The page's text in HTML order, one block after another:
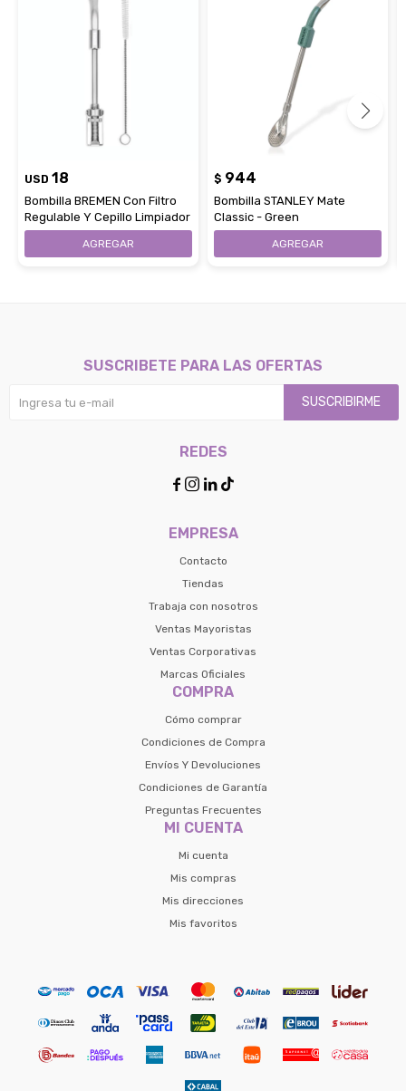
USD 18
Bombilla BREMEN Con Filtro
Regulable Y Cepillo Limpiador
$ 944
Bombilla STANLEY Mate
Classic - Green
EMPRESA
Contacto
Tiendas
Trabaja con nosotros
Ventas Mayoristas
Ventas Corporativas
Marcas Oficiales
COMPRA
Cómo comprar
Condiciones de Compra
Envíos Y Devoluciones
Condiciones de Garantía
Preguntas Frecuentes
MI CUENTA
Mi cuenta
Mis compras
Mis direcciones
Mis favoritos
SUSCRIBETE PARA LAS OFERTAS
SUSCRIBIRME
REDES
   